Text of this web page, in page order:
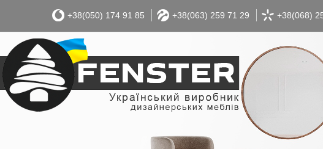
+38(050) 174 91 85 +38(063) 259 71 29 +38(068)